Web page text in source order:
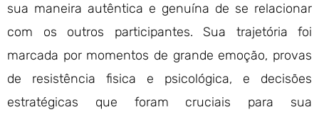
sua maneira autêntica e genuína de se relacionar
com os outros participantes. Sua trajetória foi
marcada por momentos de grande emoção, provas
de resistência fisica e psicológica, e decisões
estratégicas que foram cruciais para sua